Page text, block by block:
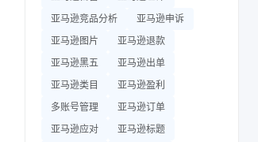
亚马逊竞品分析
亚马逊申诉
亚马逊图片
亚马逊退款
亚马逊黑五
亚马逊出单
亚马逊类目
亚马逊盈利
多账号管理
亚马逊订单
亚马逊应对
亚马逊标题